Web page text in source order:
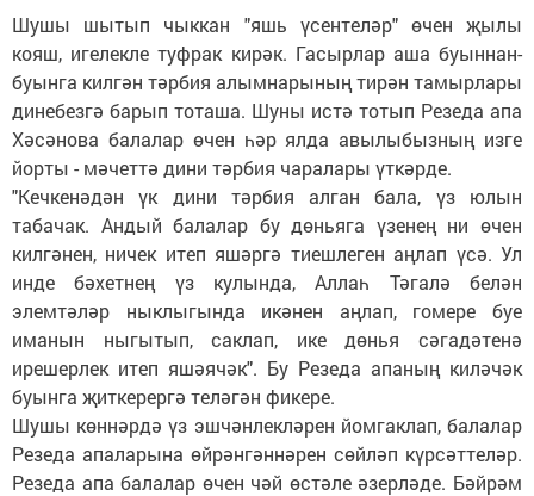
Шушы шытып чыккан "яшь үсентеләр" өчен җылы
кояш, игелекле туфрак кирәк. Гасырлар аша буыннан-
буынга килгән тәрбия алымнарының тирән тамырлары
динебезгә барып тоташа. Шуны истә тотып Резеда апа
Хәсәнова балалар өчен һәр ялда авылыбызның изге
йорты - мәчеттә дини тәрбия чаралары үткәрде.
"Кечкенәдән үк дини тәрбия алган бала, үз юлын
табачак. Андый балалар бу дөньяга үзенең ни өчен
килгәнен, ничек итеп яшәргә тиешлеген аңлап үсә. Ул
инде бәхетнең үз кулында, Аллаһ Тәгалә белән
элемтәләр ныклыгында икәнен аңлап, гомере буе
иманын ныгытып, саклап, ике дөнья сәгадәтенә
ирешерлек итеп яшәячәк". Бу Резеда апаның киләчәк
буынга җиткерергә теләгән фикере.
Шушы көннәрдә үз эшчәнлекләрен йомгаклап, балалар
Резеда апаларына өйрәнгәннәрен сөйләп күрсәттеләр.
Резеда апа балалар өчен чәй өстәле әзерләде. Бәйрәм